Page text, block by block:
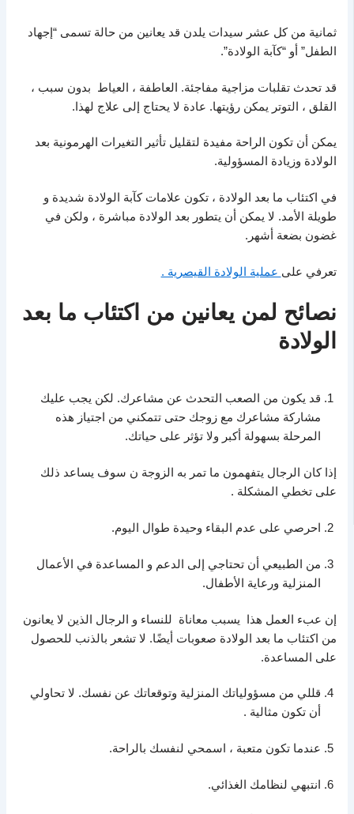
ثمانية من كل عشر سيدات يلدن قد يعانين من حالة تسمى “إجهاد
الطفل” أو “كآبة الولادة”.
قد تحدث تقلبات مزاجية مفاجئة. العاطفة ، العياط بدون سبب ،
القلق ، التوتر يمكن رؤيتها. عادة لا يحتاج إلى علاج لهذا.
يمكن أن تكون الراحة مفيدة لتقليل تأثير التغيرات الهرمونية بعد
الولادة وزيادة المسؤولية.
في اكتئاب ما بعد الولادة ، تكون علامات كآبة الولادة شديدة و
طويلة الأمد. لا يمكن أن يتطور بعد الولادة مباشرة ، ولكن في
غضون بضعة أشهر.
تعرفي على عملية الولادة القيصرية .
نصائح لمن يعانين من اكتئاب ما بعد
الولادة
قد يكون من الصعب التحدث عن مشاعرك. لكن يجب عليك
مشاركة مشاعرك مع زوجك حتى تتمكني من اجتياز هذه
المرحلة بسهولة أكبر ولا تؤثر على حياتك.
إذا كان الرجال يتفهمون ما تمر به الزوجة ن سوف يساعد ذلك
على تخطي المشكلة .
احرصي على عدم البقاء وحيدة طوال اليوم.
من الطبيعي أن تحتاجي إلى الدعم و المساعدة في الأعمال
المنزلية ورعاية الأطفال.
إن عبء العمل هذا يسبب معاناة للنساء و الرجال الذين لا يعانون
من اكتئاب ما بعد الولادة صعوبات أيضًا. لا تشعر بالذنب للحصول
على المساعدة.
قللي من مسؤولياتك المنزلية وتوقعاتك عن نفسك. لا تحاولي
أن تكون مثالية .
عندما تكون متعبة ، اسمحي لنفسك بالراحة.
انتبهي لنظامك الغذائي.